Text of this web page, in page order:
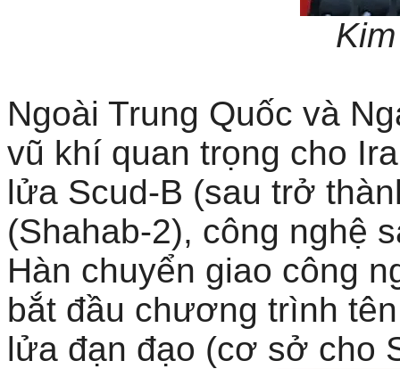
Ngoài Trung Quốc và
vũ khí quan trọng cho
lửa Scud-B (sau trở
(Shahab-2), công nghệ
Hàn chuyển giao công
bắt đầu chương trình
lửa đạn đạo (cơ sở cho